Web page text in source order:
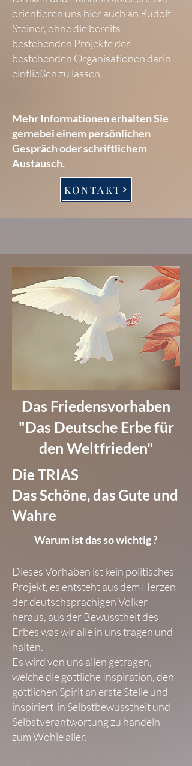
orientieren uns hier auch an Rudolf
Steiner, ohne die bereits
bestehenden Projekte der
bestehenden Organisationen darin
einfließen zu lassen.
Mehr Informationen erhalten Sie
gernebei einem persönlichen
Gespräch oder schriftlichem
Austausch.
KONTAKT
Das Friedensvorhaben
"Das Deutsche Erbe für
den Weltfrieden"
Die TRIAS
Das Schöne, das Gute und
Wahre
​ Warum ist das so wichtig ?
Dieses Vorhaben ist kein politisches
Projekt, es entsteht aus dem Herzen
der deutschsprachigen Völker
heraus, aus der Bewusstheit des
Erbes was wir alle in uns tragen und
halten.
Es wird von uns allen getragen,
welche die göttliche Inspiration, den
göttlichen Spirit an erste Stelle und
inspiriert in Selbstbewusstheit und
Selbstverantwortung zu handeln
zum Wohle aller.